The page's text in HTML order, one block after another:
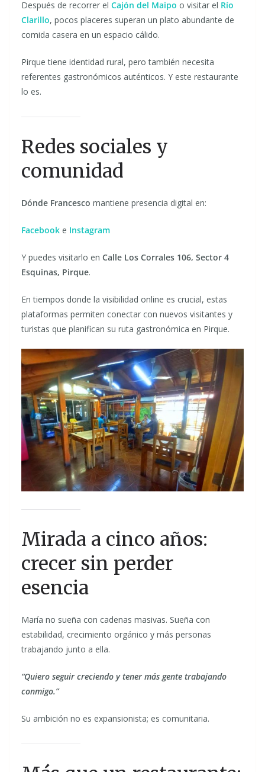
Después de recorrer el Cajón del Maipo o visitar el Río
Clarillo, pocos placeres superan un plato abundante de
comida casera en un espacio cálido.
Pirque tiene identidad rural, pero también necesita
referentes gastronómicos auténticos. Y este restaurante
lo es.
Redes sociales y
comunidad
Dónde Francesco mantiene presencia digital en:
Facebook e Instagram
Y puedes visitarlo en Calle Los Corrales 106, Sector 4
Esquinas, Pirque.
En tiempos donde la visibilidad online es crucial, estas
plataformas permiten conectar con nuevos visitantes y
turistas que planifican su ruta gastronómica en Pirque.
Mirada a cinco años:
crecer sin perder
esencia
María no sueña con cadenas masivas. Sueña con
estabilidad, crecimiento orgánico y más personas
trabajando junto a ella.
“Quiero seguir creciendo y tener más gente trabajando
conmigo.”
Su ambición no es expansionista; es comunitaria.